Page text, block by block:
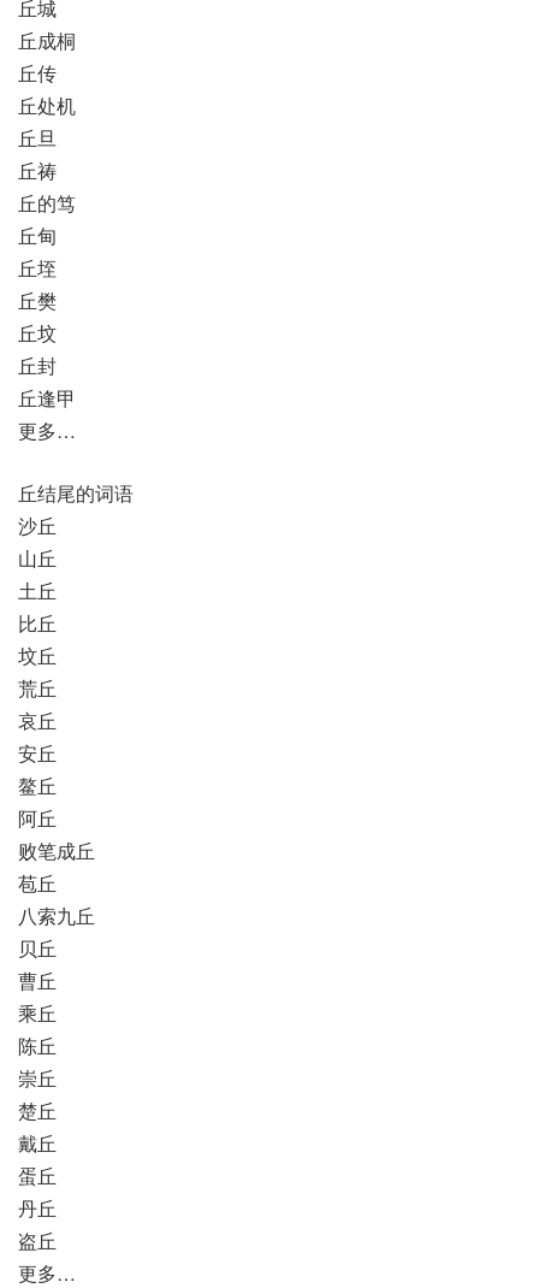
丘城
丘成桐
丘传
丘处机
丘旦
丘祷
丘的笃
丘甸
丘垤
丘樊
丘坟
丘封
丘逢甲
更多…
丘结尾的词语
沙丘
山丘
土丘
比丘
坟丘
荒丘
哀丘
安丘
鳌丘
阿丘
败笔成丘
苞丘
八索九丘
贝丘
曹丘
乘丘
陈丘
崇丘
楚丘
戴丘
蛋丘
丹丘
盗丘
更多…